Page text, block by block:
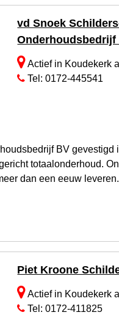
vd Snoek
Onderhoudsbedrijf
Actief in Koudekerk
Tel: 0172-445541
BV
totaalonderhoud.
dan een eeuw leveren.
Piet Kroone
Actief in Koudekerk
Tel: 0172-411825